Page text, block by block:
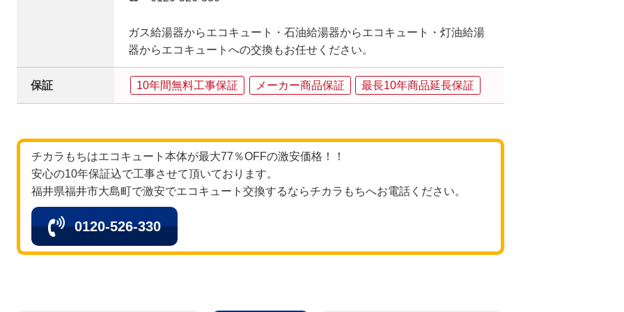
ガス給湯器からエコキュート・石油給湯器からエコキュート・灯油給湯
器からエコキュートへの交換もお任せください。
保証 10年間無料工事保証 メーカー商品保証 最長10年商品延長保証
チカラもちはエコキュート本体が最大77％OFFの激安価格！！
安心の10年保証込で工事させて頂いております。
福井県福井市大島町で激安でエコキュート交換するならチカラもちへお電話ください。
0120-526-330